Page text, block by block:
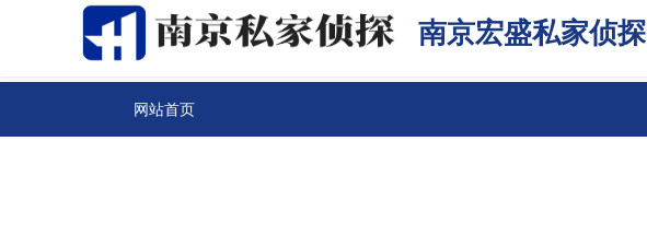
南京宏盛私家侦探
网站首页